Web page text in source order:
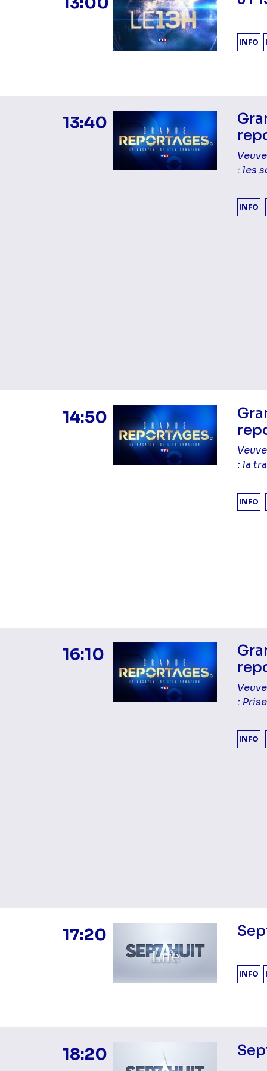
INFO
13:40
: les
INFO
14:50
: la
INFO
16:10
:
INFO
17:20
INFO
18:20